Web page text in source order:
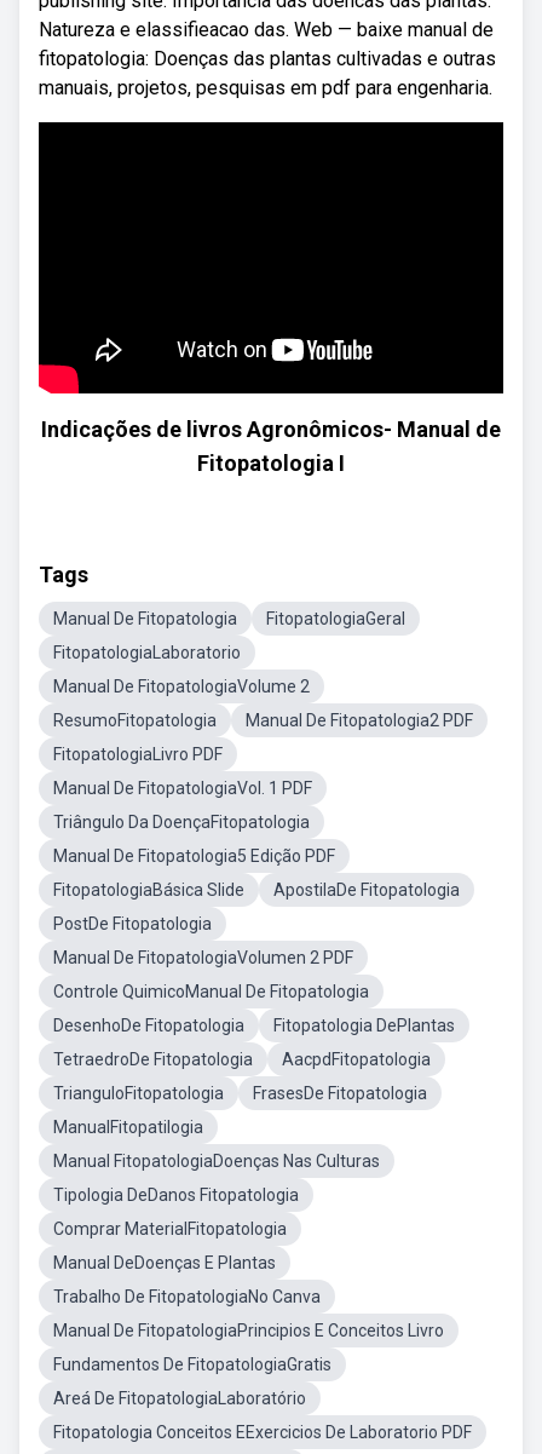
Natureza e elassifieacao das. Web — baixe manual de
fitopatologia: Doenças das plantas cultivadas e outras
manuais, projetos, pesquisas em pdf para engenharia.
Indicações de livros Agronômicos- Manual de
Fitopatologia I
Tags
Manual De Fitopatologia
FitopatologiaGeral
FitopatologiaLaboratorio
Manual De FitopatologiaVolume 2
ResumoFitopatologia
Manual De Fitopatologia2 PDF
FitopatologiaLivro PDF
Manual De FitopatologiaVol. 1 PDF
Triângulo Da DoençaFitopatologia
Manual De Fitopatologia5 Edição PDF
FitopatologiaBásica Slide
ApostilaDe Fitopatologia
PostDe Fitopatologia
Manual De FitopatologiaVolumen 2 PDF
Controle QuimicoManual De Fitopatologia
DesenhoDe Fitopatologia
Fitopatologia DePlantas
TetraedroDe Fitopatologia
AacpdFitopatologia
TrianguloFitopatologia
FrasesDe Fitopatologia
ManualFitopatilogia
Manual FitopatologiaDoenças Nas Culturas
Tipologia DeDanos Fitopatologia
Comprar MaterialFitopatologia
Manual DeDoenças E Plantas
Trabalho De FitopatologiaNo Canva
Manual De FitopatologiaPrincipios E Conceitos Livro
Fundamentos De FitopatologiaGratis
Areá De FitopatologiaLaboratório
Fitopatologia Conceitos EExercicios De Laboratorio PDF